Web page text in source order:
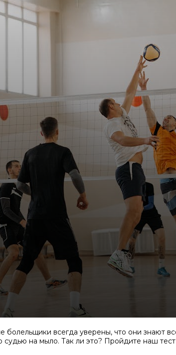
болельщики всегда уверены, что они знают
судью на мыло. Так ли это? Пройдите наш